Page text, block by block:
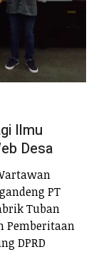
Ilmu
Desa
PT
Tuban
Pemberitaan
DPRD